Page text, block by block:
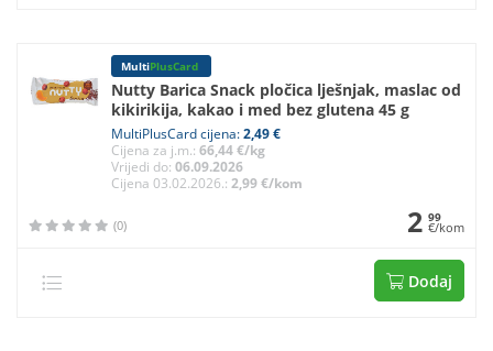
MultiPlusCard
Nutty Barica Snack pločica lješnjak, maslac od
kikirikija, kakao i med bez glutena 45 g
MultiPlusCard cijena:2,49 €
Cijena za j.m.: 66,44 €/kg
Vrijedi do: 06.09.2026
Cijena 03.02.2026.: 2,99 €/kom
(0) 2 99
€/kom
Dodaj